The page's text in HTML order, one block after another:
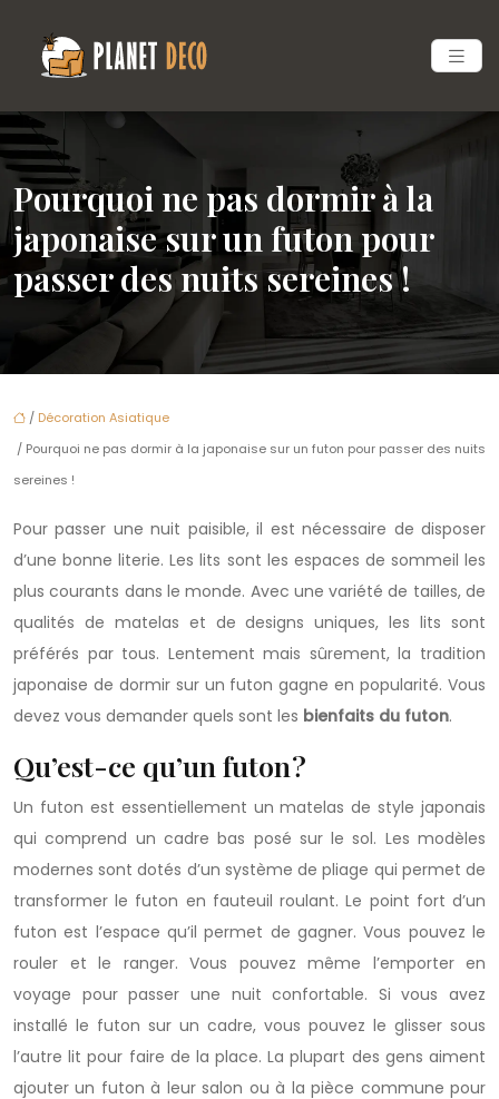
Pourquoi ne pas dormir à la
japonaise sur un futon pour
passer des nuits sereines !
/ Décoration Asiatique
/ Pourquoi ne pas dormir à la japonaise sur un futon pour passer des nuits
sereines !
Pour passer une nuit paisible, il est nécessaire de disposer
d’une bonne literie. Les lits sont les espaces de sommeil les
plus courants dans le monde. Avec une variété de tailles, de
qualités de matelas et de designs uniques, les lits sont
préférés par tous. Lentement mais sûrement, la tradition
japonaise de dormir sur un futon gagne en popularité. Vous
devez vous demander quels sont les bienfaits du futon.
Qu’est-ce qu’un futon ?
Un futon est essentiellement un matelas de style japonais
qui comprend un cadre bas posé sur le sol. Les modèles
modernes sont dotés d’un système de pliage qui permet de
transformer le futon en fauteuil roulant. Le point fort d’un
futon est l’espace qu’il permet de gagner. Vous pouvez le
rouler et le ranger. Vous pouvez même l’emporter en
voyage pour passer une nuit confortable. Si vous avez
installé le futon sur un cadre, vous pouvez le glisser sous
l’autre lit pour faire de la place. La plupart des gens aiment
ajouter un futon à leur salon ou à la pièce commune pour